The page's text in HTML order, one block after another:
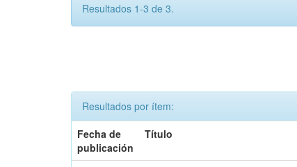
Resultados 1-3 de 3.
Resultados por ítem:
Fecha de
publicación
Título